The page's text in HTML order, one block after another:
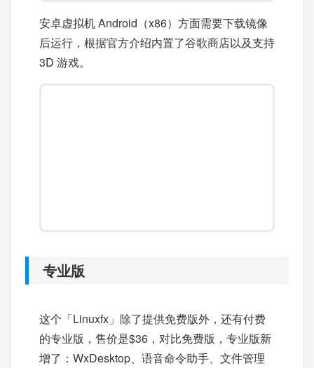
安卓虚拟机 Android（x86）方面需要下载镜像
后运行，根据官方介绍内置了谷歌商店以及支持
3D 游戏。
专业版
这个「Linuxfx」除了提供免费版外，还有付费
的专业版，售价是$36，对比免费版，专业版新
增了：WxDesktop、语音命令助手、文件管理